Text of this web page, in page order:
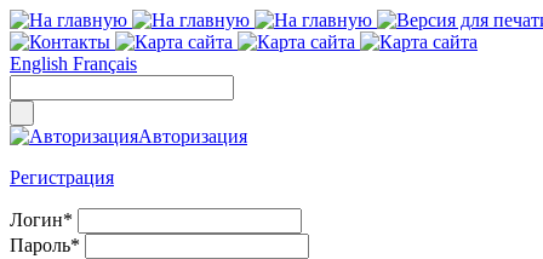
English Français
Авторизация
Регистрация
Логин*
Пароль*